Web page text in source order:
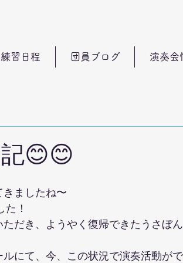
練習日程 団員ブログ 演奏会
😊😊
ましたね〜
！
だき、ようやく復帰できたうさぼ
にて、今、この状況で演奏活動が